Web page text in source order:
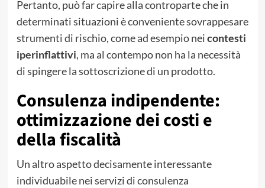
Pertanto, può far capire alla controparte che in
determinati situazioni è conveniente sovrappesare
strumenti di rischio, come ad esempio neicontesti
iperinflattivi, ma al contempo non ha la necessità
di spingere la sottoscrizione di un prodotto.
Consulenza indipendente:
ottimizzazione dei costi e
della fiscalità
Un altro aspetto decisamente interessante
individuabile nei servizi di consulenza